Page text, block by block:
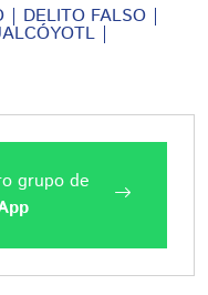
DELITO FALSO
grupo de